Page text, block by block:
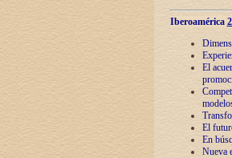
Iberoamérica
El
El
En
Nueva